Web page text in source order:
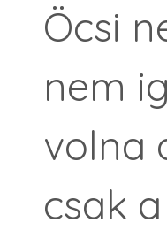
Öcsi
nem
volna
csak